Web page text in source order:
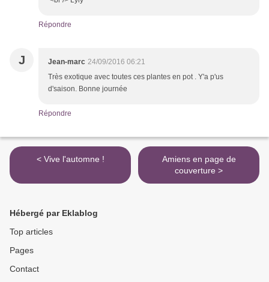
Répondre
J Jean-marc 24/09/2016 06:21
Très exotique avec toutes ces plantes en pot . Y'a p'us
d'saison. Bonne journée
Répondre
< Vive l'automne !
Amiens en page de
couverture >
Hébergé par Eklablog
Top articles
Pages
Contact